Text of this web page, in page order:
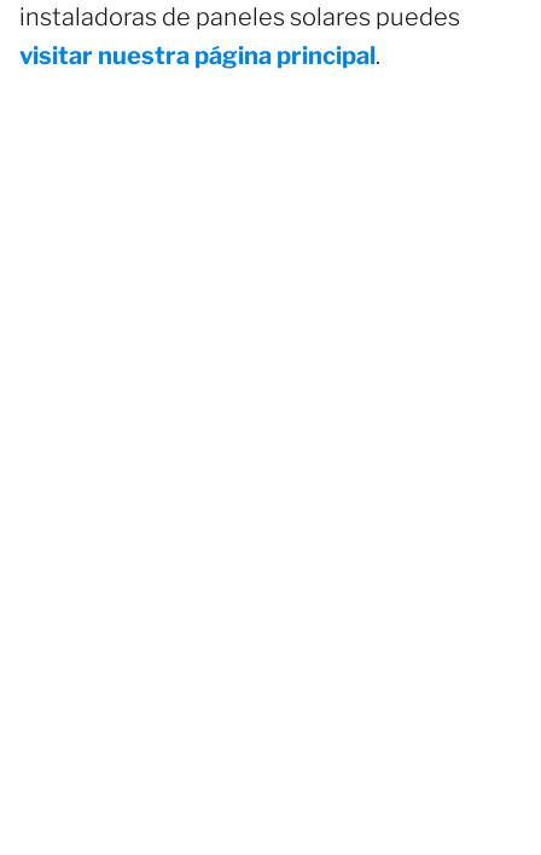
instaladoras de paneles solares puedes
visitar nuestra página principal.